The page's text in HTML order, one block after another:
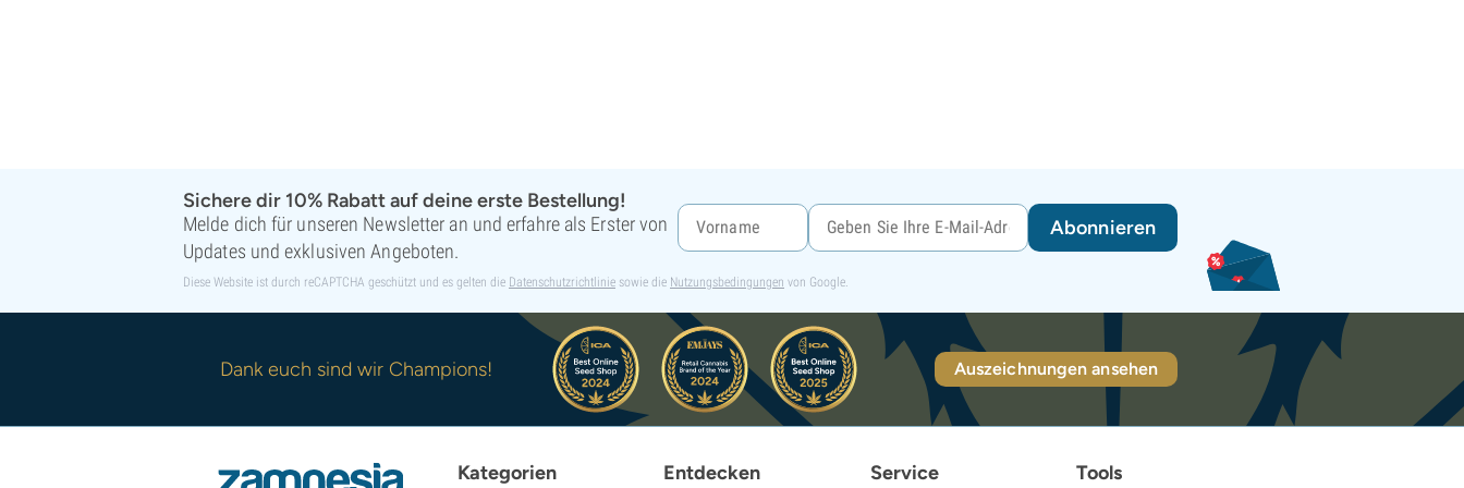
Sichere dir 10% Rabatt auf deine erste Bestellung!
Melde dich für unseren Newsletter an und erfahre als Erster von
Updates und exklusiven Angeboten.
Abonnieren
Diese Website ist durch reCAPTCHA geschützt und es gelten die Datenschutzrichtlinie sowie die Nutzungsbedingungen von Google.
Dank euch sind wir Champions! Auszeichnungen ansehen
Kategorien Entdecken Service Tools